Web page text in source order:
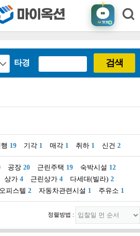
AI챗봇
타경 검색
19 기각 1 매각 1 취하 1 신건 2
공장 20 근린주택 19 숙박시설 12
상가 4 근린상가 4 다세대(빌라) 2
오피스텔 2 자동차관련시설 1 주유소 1
정렬방법 :